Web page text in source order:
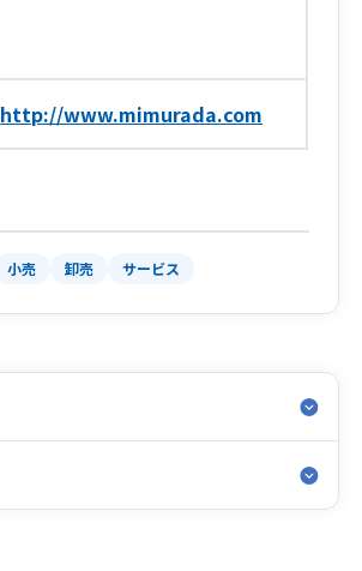
http://www.mimurada.com
小売 卸売 サービス